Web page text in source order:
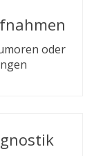
oder